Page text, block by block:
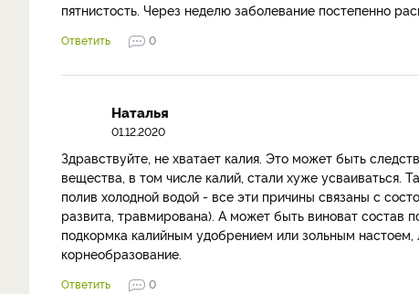
пятнистость. Через неделю заболевание постепенно
Ответить 0
Наталья
01.12.2020
Здравствуйте, не хватает калия. Это может быть
вещества, в том числе калий, стали хуже
полив холодной водой - все эти причины связаны с
развита, травмирована). А может быть виноват состав
подкормка калийным удобрением или зольным
корнеобразование.
Ответить 0